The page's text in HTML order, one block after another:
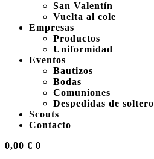
San Valentín
Vuelta al cole
Empresas
Productos
Uniformidad
Eventos
Bautizos
Bodas
Comuniones
Despedidas de soltero
Scouts
Contacto
0,00 € 0